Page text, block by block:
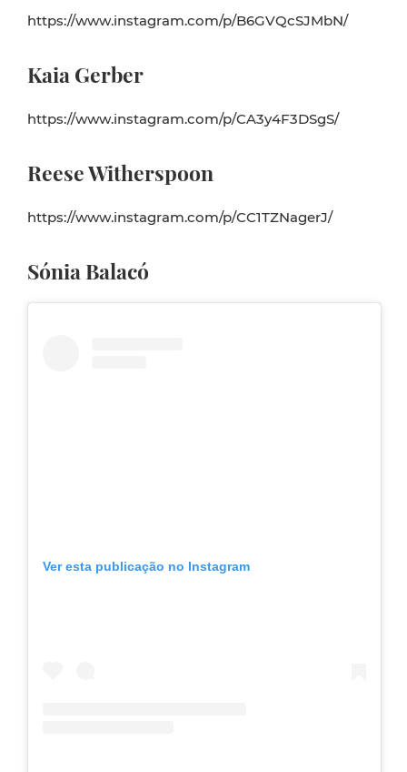
https://www.instagram.com/p/B6GVQcSJMbN/
Kaia Gerber
https://www.instagram.com/p/CA3y4F3DSgS/
Reese Witherspoon
https://www.instagram.com/p/CC1TZNagerJ/
Sónia Balacó
Ver esta publicação no Instagram